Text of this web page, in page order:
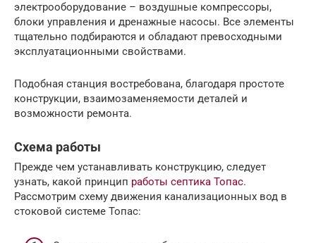
электрооборудование – воздушные компрессоры,
блоки управления и дренажные насосы. Все элементы
тщательно подбираются и обладают превосходными
эксплуатационными свойствами.
Подобная станция востребована, благодаря простоте
конструкции, взаимозаменяемости деталей и
возможности ремонта.
Схема работы
Прежде чем устанавливать конструкцию, следует
узнать, какой принцип работы септика Топас.
Рассмотрим схему движения канализационных вод в
стоковой системе Топас: